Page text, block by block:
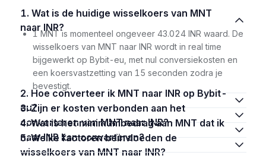
1. Wat is de huidige wisselkoers van MNT
naar INR?
1 MNT is momenteel ongeveer 43.024 INR waard. De
wisselkoers van MNT naar INR wordt in real time
bijgewerkt op Bybit-eu, met nul conversiekosten en
een koersvastzetting van 15 seconden zodra je
bevestigt.
2. Hoe converteer ik MNT naar INR op Bybit-
eu?
3. Zijn er kosten verbonden aan het
converteren van MNT naar INR?
4. Wat is het minimumbedrag aan MNT dat ik
naar INR kan converteren?
5. Welke factoren beïnvloeden de
wisselkoers van MNT naar INR?